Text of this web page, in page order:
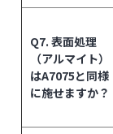
Q7. 表面処理
（アルマイト）
はA7075と同様
に施せますか？